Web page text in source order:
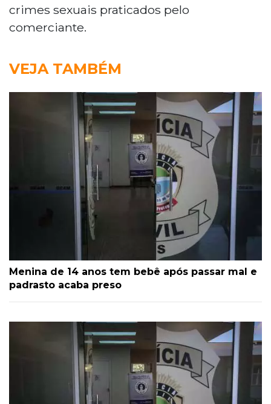
crimes sexuais praticados pelo
comerciante.
VEJA TAMBÉM
Menina de 14 anos tem bebê após passar mal e
padrasto acaba preso